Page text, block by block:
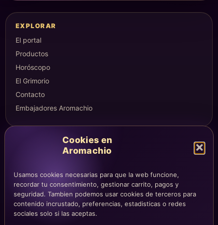
Cookies en
Aromachio
Usamos cookies necesarias para que la web funcione,
recordar tu consentimiento, gestionar carrito, pagos y
seguridad. Tambien podemos usar cookies de terceros para
contenido incrustado, preferencias, estadisticas o redes
sociales solo si las aceptas.
EXPLORAR
El portal
Productos
Horóscopo
El Grimorio
Contacto
Embajadores Aromachio
COMPRA Y CUENTA
Mi carrito
Checkout
Condiciones de compra
Envíos y devoluciones